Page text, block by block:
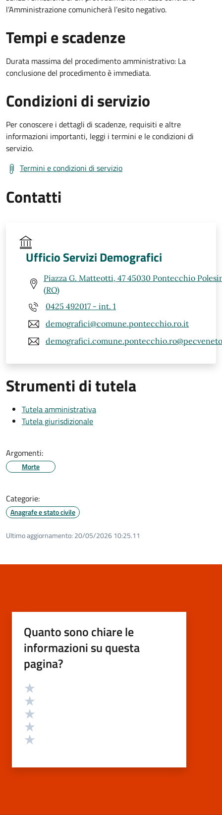
l’Amministrazione comunicherà l’esito negativo.
Tempi e scadenze
Durata massima del procedimento amministrativo: La
conclusione del procedimento è immediata.
Condizioni di servizio
Per conoscere i dettagli di scadenze, requisiti e altre
informazioni importanti, leggi i termini e le condizioni di
servizio.
Termini e condizioni di servizio
Contatti
Ufficio Servizi Demografici
Piazza G. Matteotti, 47 45030 Pontecchio
(RO)
0425 492017 - int. 1
demografici@comune.pontecchio.ro.it
Strumenti di tutela
Tutela amministrativa
Tutela giurisdizionale
Argomenti:
Morte
Categorie:
Anagrafe e stato civile
Ultimo aggiornamento: 20/05/2026 10:25.11
Quanto sono chiare le
informazioni su questa
pagina?
Valutazione